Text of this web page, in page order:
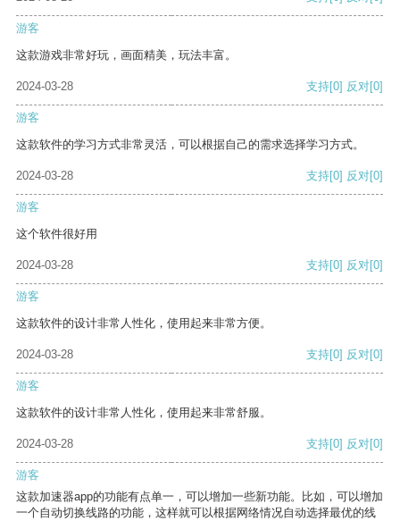
游客
这款游戏非常好玩，画面精美，玩法丰富。
2024-03-28 支持[0] 反对[0]
游客
这款软件的学习方式非常灵活，可以根据自己的需求选择学习方式。
2024-03-28 支持[0] 反对[0]
游客
这个软件很好用
2024-03-28 支持[0] 反对[0]
游客
这款软件的设计非常人性化，使用起来非常方便。
2024-03-28 支持[0] 反对[0]
游客
这款软件的设计非常人性化，使用起来非常舒服。
2024-03-28 支持[0] 反对[0]
游客
这款加速器app的功能有点单一，可以增加一些新功能。比如，可以增加
一个自动切换线路的功能，这样就可以根据网络情况自动选择最优的线